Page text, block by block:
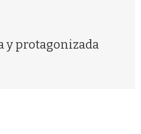
y protagonizada